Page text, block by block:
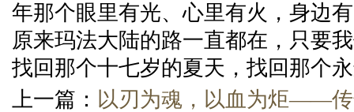
年那个眼里有光、心里有火，身边
原来玛法大陆的路一直都在，只要
找回那个十七岁的夏天，找回那个
上一篇： 以刃为魂，以血为炬——